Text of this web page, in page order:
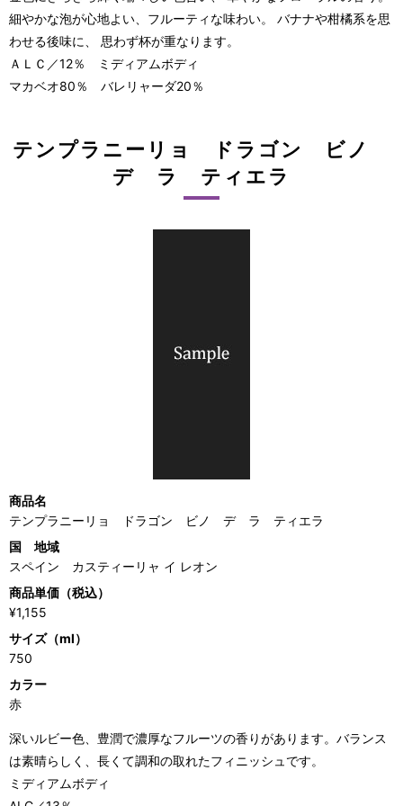
細やかな泡が心地よい、フルーティな味わい。 バナナや柑橘系を思
わせる後味に、 思わず杯が重なります。
ＡＬＣ／12％ ミディアムボディ
マカベオ80％ バレリャーダ20％
テンプラニーリョ ドラゴン ビノ
デ ラ ティエラ
商品名
テンプラニーリョ ドラゴン ビノ デ ラ ティエラ
国 地域
スペイン カスティーリャ イ レオン
商品単価（税込）
¥1,155
サイズ（ml）
750
カラー
赤
深いルビー色、豊潤で濃厚なフルーツの香りがあります。バランス
は素晴らしく、長くて調和の取れたフィニッシュです。
ミディアムボディ